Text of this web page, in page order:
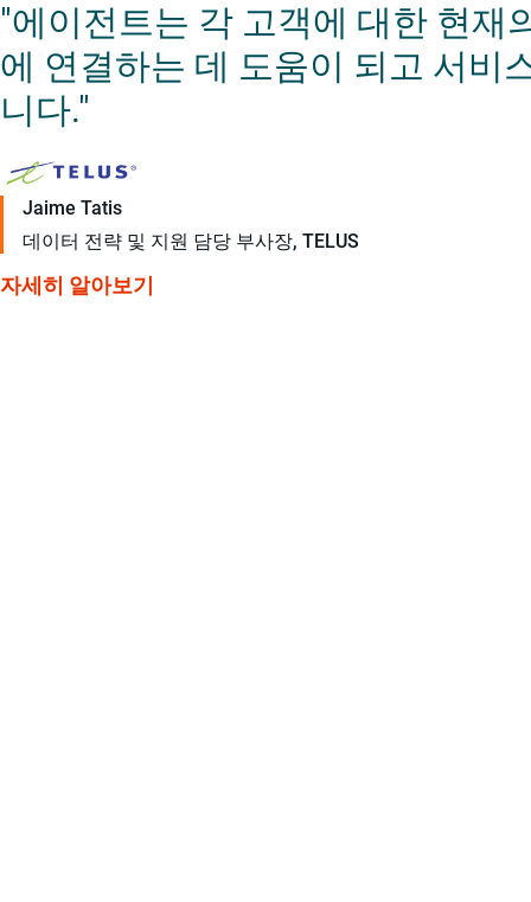
"에이전트는 각 고객에 대한 현재
에 연결하는 데 도움이 되고 서비
니다."
Jaime Tatis
데이터 전략 및 지원 담당 부사장, TELUS
자세히 알아보기